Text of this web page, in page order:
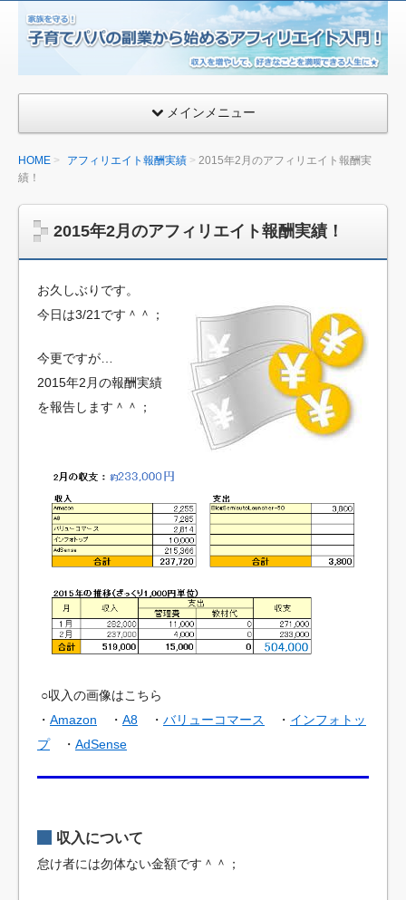
子
育
て
パ
副
か
ら
始
め
る
ア
ィ
リ
エ
入
門
メインメニュー
HOME アフィリエイト報酬実績
2015年2月のアフィリエイト報酬実
績！
2015年2月のアフィリエイト報酬実績！
お久しぶりです。
今日は3/21です＾＾；
今更ですが…
2015年2月の報酬実績
を報告します＾＾；
○収入の画像はこちら
・ Amazon ・ A8 ・ バリューコマース ・ インフォトッ
プ・ AdSense
収入について
怠け者には勿体ない金額です＾＾；